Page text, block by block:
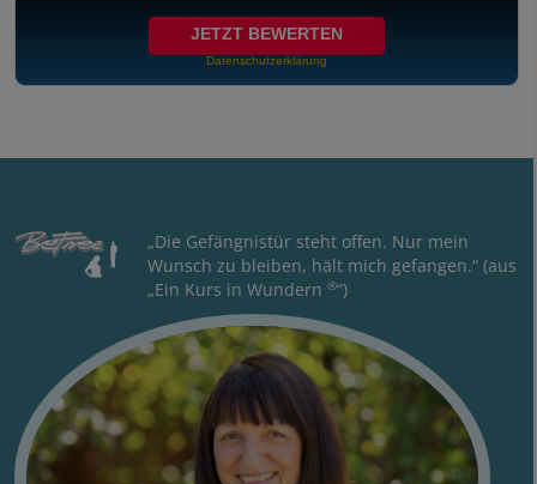
JETZT BEWERTEN
Datenschutzerklärung
„Die Gefängnistür steht offen. Nur mein
Wunsch zu bleiben, hält mich gefangen.“ (aus
„Ein Kurs in Wundern®“)